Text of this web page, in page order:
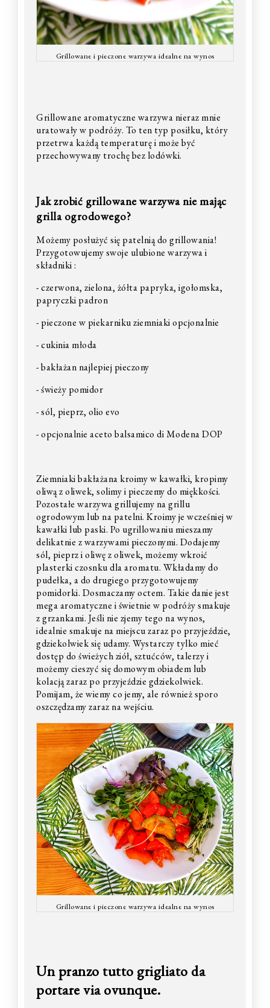
Grillowane i pieczone warzywa idealne na wynos
Grillowane aromatyczne warzywa nieraz mnie
uratowały w podróży. To ten typ posiłku, który
przetrwa każdą temperaturę i może być
przechowywany trochę bez lodówki.
Jak zrobić grillowane warzywa nie mając
grilla ogrodowego?
Możemy posłużyć się patelnią do grillowania!
Przygotowujemy swoje ulubione warzywa i
składniki :
- czerwona, zielona, żółta papryka, igołomska,
papryczki padron
- pieczone w piekarniku ziemniaki opcjonalnie
- cukinia młoda
- bakłażan najlepiej pieczony
- świeży pomidor
- sól, pieprz, olio evo
- opcjonalnie aceto balsamico di Modena DOP
Ziemniaki bakłażana kroimy w kawałki, kropimy
oliwą z oliwek, solimy i pieczemy do miękkości.
Pozostałe warzywa grillujemy na grillu
ogrodowym lub na patelni. Kroimy je wcześniej w
kawałki lub paski. Po ugrillowaniu mieszamy
delikatnie z warzywami pieczonymi. Dodajemy
sól, pieprz i oliwę z oliwek, możemy wkroić
plasterki czosnku dla aromatu. Wkładamy do
pudełka, a do drugiego przygotowujemy
pomidorki. Dosmaczamy octem. Takie danie jest
mega aromatyczne i świetnie w podróży smakuje
z grzankami. Jeśli nie zjemy tego na wynos,
idealnie smakuje na miejscu zaraz po przyjeździe,
gdziekolwiek się udamy. Wystarczy tylko mieć
dostęp do świeżych ziół, sztućców, talerzy i
możemy cieszyć się domowym obiadem lub
kolacją zaraz po przyjeździe gdziekolwiek.
Pomijam, że wiemy co jemy, ale również sporo
oszczędzamy zaraz na wejściu.
Grillowane i pieczone warzywa idealne na wynos
Un pranzo tutto grigliato da
portare via ovunque.